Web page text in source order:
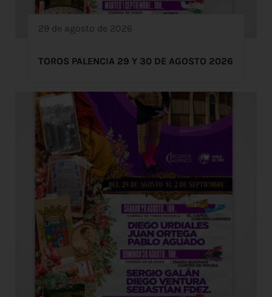
29 de agosto de 2026
TOROS PALENCIA 29 Y 30 DE AGOSTO 2026